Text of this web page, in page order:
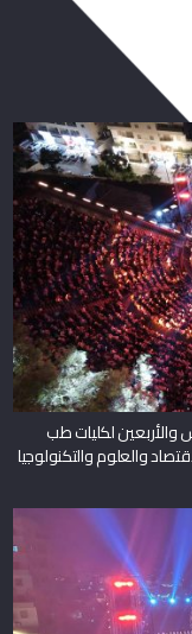
لكليات طب
والعلوم والتكنولوجيا